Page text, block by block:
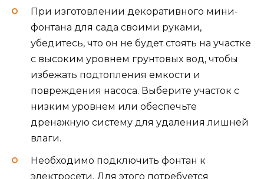
При изготовлении декоративного мини-
фонтана для сада своими руками,
убедитесь, что он не будет стоять на участке
с высоким уровнем грунтовых вод, чтобы
избежать подтопления емкости и
повреждения насоса. Выберите участок с
низким уровнем или обеспечьте
дренажную систему для удаления лишней
влаги.
Необходимо подключить фонтан к
электросети. Для этого потребуется